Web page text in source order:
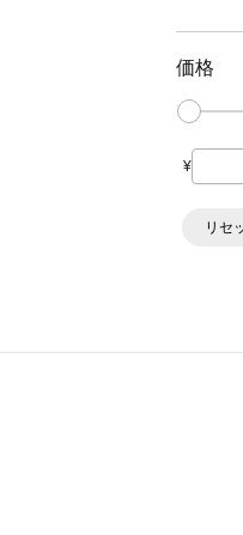
価格
¥
リセ